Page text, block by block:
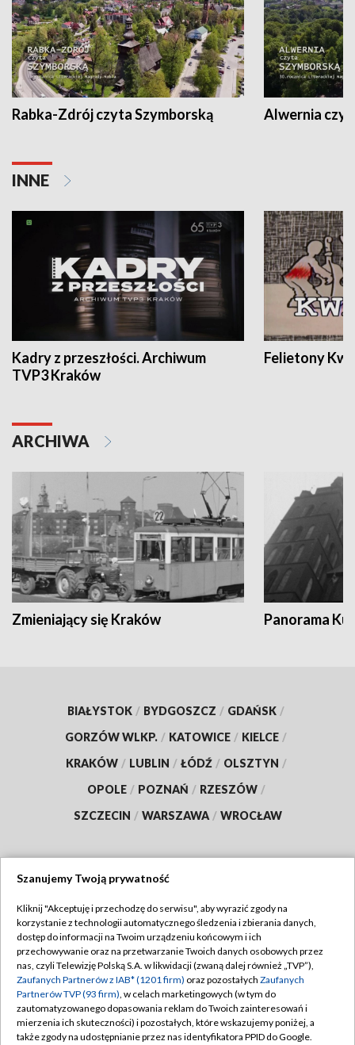
Rabka-Zdrój czyta Szymborską Alwernia
INNE
Kadry z przeszłości. Archiwum
TVP3 Kraków
Felietony
ARCHIWA
Zmieniający się Kraków Panorama
BIAŁYSTOK / BYDGOSZCZ / GDAŃSK /
GORZÓW WLKP. / KATOWICE / KIELCE /
KRAKÓW / LUBLIN / ŁÓDŹ / OLSZTYN /
OPOLE / POZNAŃ / RZESZÓW /
SZCZECIN / WARSZAWA / WROCŁAW
TVP
Abonament TVP
Emisja w TVP
Centrum informacji TVP
Naziemna Telewizja Cyfrowa
Regulamin TVP
Polityka prywatności
Moje zgody
Pomoc
Szanujemy Twoją prywatność
Kliknij "Akceptuję i przechodzę do serwisu", aby wyrazić zgody na
korzystanie z technologii automatycznego śledzenia i zbierania danych,
dostęp do informacji na Twoim urządzeniu końcowym i ich
przechowywanie oraz na przetwarzanie Twoich danych osobowych przez
nas, czyli Telewizję Polską S.A. w likwidacji (zwaną dalej również „TVP”),
Zaufanych Partnerów z IAB* (1201 firm) oraz pozostałych Zaufanych
Partnerów TVP (93 firm), w celach marketingowych (w tym do
zautomatyzowanego dopasowania reklam do Twoich zainteresowań i
mierzenia ich skuteczności) i pozostałych, które wskazujemy poniżej, a
także zgody na udostępnianie przez nas identyfikatora PPID do Google.